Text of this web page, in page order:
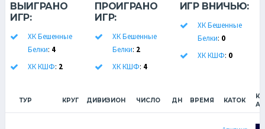
ВЫИГРАНО
ИГР:
ХК Бешенные
Белки: 4
ХК КШФ: 2
ПРОИГРАНО
ИГР:
ХК Бешенные
Белки: 2
ХК КШФ: 4
ИГР ВНИЧЬЮ:
ХК Бешенные
Белки: 0
ХК КШФ: 0
ТУР КРУГ ДИВИЗИОН ЧИСЛО ДН ВРЕМЯ КАТОК
А